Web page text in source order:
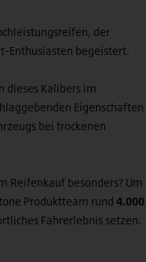
der
Enthusiasten begeistert.
dieses Kalibers im
Eigenschaften
bei trockenen
Reifenkauf besonders? Um
Produktteam rund 4.000
Fahrerlebnis setzen.